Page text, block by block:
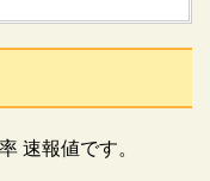
速報値です。